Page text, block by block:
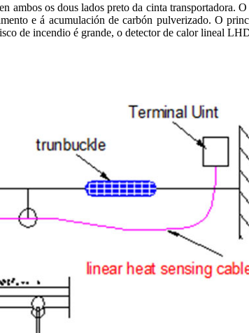
ambos os dous lados preto da cinta transportadora.
e á acumulación de carbón pulverizado. O
de incendio é grande, o detector de calor lineal